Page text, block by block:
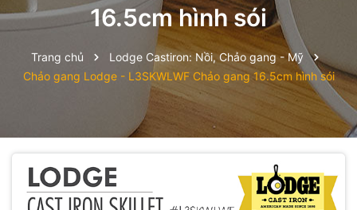
16.5cm hình sói
Trang chủ
Lodge Castiron: Nồi, Chảo gang - Mỹ
Chảo gang Lodge - L3SKWLWF Chảo gang 16.5cm hình sói